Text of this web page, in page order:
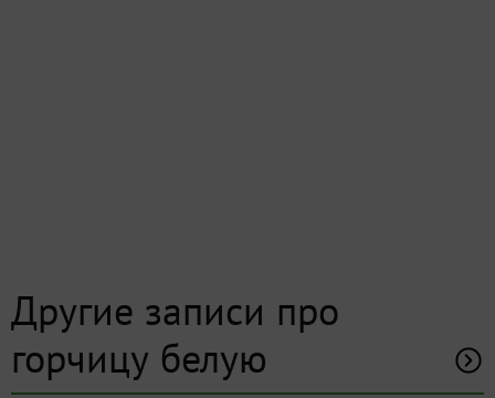
Другие записи про
горчицу белую